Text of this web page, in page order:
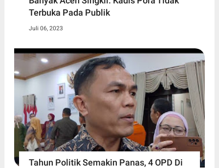
Terbuka Pada Publik
Juli 06, 2023
Tahun Politik Semakin Panas, 4 OPD Di